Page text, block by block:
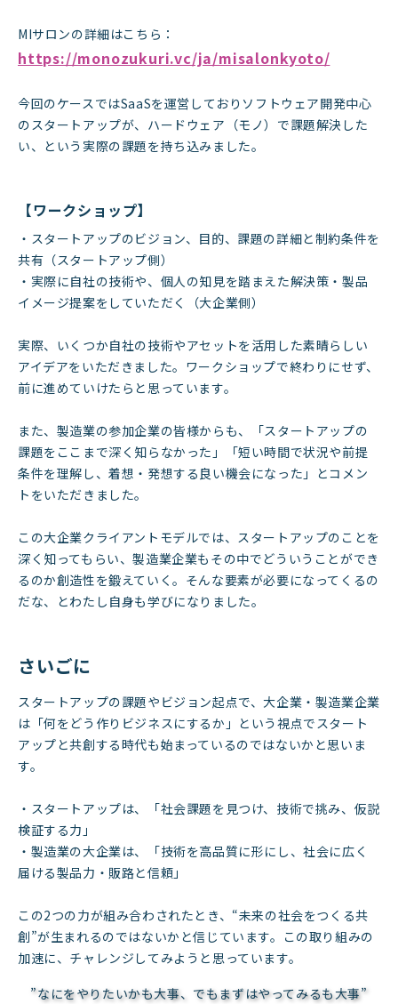
MIサロンの詳細はこちら：
https://monozukuri.vc/ja/misalonkyoto/
今回のケースではSaaSを運営しておりソフトウェア開発中心
のスタートアップが、ハードウェア（モノ）で課題解決した
い、という実際の課題を持ち込みました。
【ワークショップ】
・スタートアップのビジョン、目的、課題の詳細と制約条件を
共有（スタートアップ側）
・実際に自社の技術や、個人の知見を踏まえた解決策・製品
イメージ提案をしていただく（大企業側）
実際、いくつか自社の技術やアセットを活用した素晴らしい
アイデアをいただきました。ワークショップで終わりにせず、
前に進めていけたらと思っています。
また、製造業の参加企業の皆様からも、「スタートアップの
課題をここまで深く知らなかった」「短い時間で状況や前提
条件を理解し、着想・発想する良い機会になった」とコメン
トをいただきました。
この大企業クライアントモデルでは、スタートアップのことを
深く知ってもらい、製造業企業もその中でどういうことができ
るのか創造性を鍛えていく。そんな要素が必要になってくるの
だな、とわたし自身も学びになりました。
さいごに
スタートアップの課題やビジョン起点で、大企業・製造業企業
は「何をどう作りビジネスにするか」という視点でスタート
アップと共創する時代も始まっているのではないかと思いま
す。
・スタートアップは、「社会課題を見つけ、技術で挑み、仮説
検証する力」
・製造業の大企業は、「技術を高品質に形にし、社会に広く
届ける製品力・販路と信頼」
この2つの力が組み合わされたとき、“未来の社会をつくる共
創”が生まれるのではないかと信じています。この取り組みの
加速に、チャレンジしてみようと思っています。
”なにをやりたいかも大事、でもまずはやってみるも大事”